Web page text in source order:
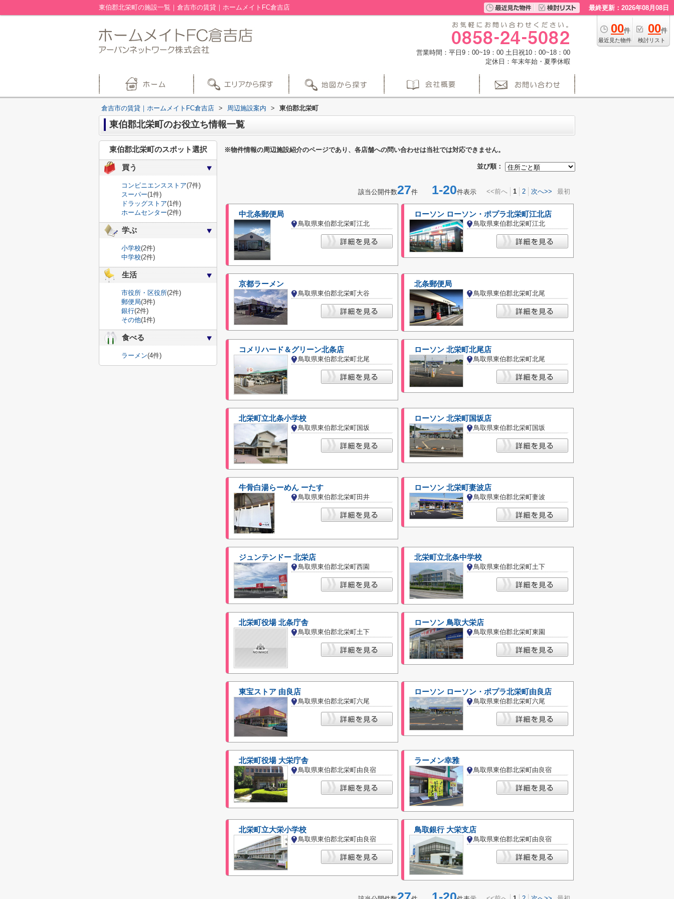
東伯郡北栄町の施設一覧｜倉吉市の賃貸｜ホームメイトFC倉吉店 最終更新：2026年08月08日
00件
最近見た物件
00件
検討リスト
営業時間：平日9：00~19：00 土日祝10：00~18：00
定休日：年末年始・夏季休暇
倉吉市の賃貸｜ホームメイトFC倉吉店 > 周辺施設案内 > 東伯郡北栄町
東伯郡北栄町のお役立ち情報一覧
※物件情報の周辺施設紹介のページであり、各店舗への問い合わせは当社では対応できません。
並び順：
該当公開件数27件 1-20件表示 <<前へ 1 2 次へ>> 最初
中北条郵便局
鳥取県東伯郡北栄町江北
ローソン ローソン・ポプラ北栄町江北店
鳥取県東伯郡北栄町江北
京都ラーメン
鳥取県東伯郡北栄町大谷
北条郵便局
鳥取県東伯郡北栄町北尾
コメリハード＆グリーン北条店
鳥取県東伯郡北栄町北尾
ローソン 北栄町北尾店
鳥取県東伯郡北栄町北尾
北栄町立北条小学校
鳥取県東伯郡北栄町国坂
ローソン 北栄町国坂店
鳥取県東伯郡北栄町国坂
牛骨白湯らーめん ーたす
鳥取県東伯郡北栄町田井
ローソン 北栄町妻波店
鳥取県東伯郡北栄町妻波
ジュンテンドー 北栄店
鳥取県東伯郡北栄町西園
北栄町立北条中学校
鳥取県東伯郡北栄町土下
北栄町役場 北条庁舎
鳥取県東伯郡北栄町土下
ローソン 鳥取大栄店
鳥取県東伯郡北栄町東園
東宝ストア 由良店
鳥取県東伯郡北栄町六尾
ローソン ローソン・ポプラ北栄町由良店
鳥取県東伯郡北栄町六尾
北栄町役場 大栄庁舎
鳥取県東伯郡北栄町由良宿
ラーメン幸雅
鳥取県東伯郡北栄町由良宿
北栄町立大栄小学校
鳥取県東伯郡北栄町由良宿
鳥取銀行 大栄支店
鳥取県東伯郡北栄町由良宿
東伯郡北栄町のスポット選択
買う
コンビニエンスストア(7件)
スーパー(1件)
ドラッグストア(1件)
ホームセンター(2件)
学ぶ
小学校(2件)
中学校(2件)
生活
市役所・区役所(2件)
郵便局(3件)
銀行(2件)
その他(1件)
食べる
ラーメン(4件)